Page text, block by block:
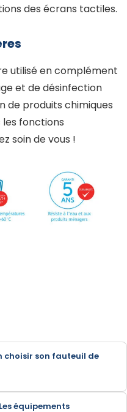
des écrans tactiles.
utilisé en complément
et de désinfection
de produits chimiques
fonctions
soin de vous !
choisir son fauteuil de
équipements